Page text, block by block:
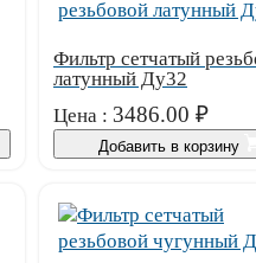
Фильтр сетчатый
латунный Ду32
Цена : 3486.00 ₽
Добавить в корзину